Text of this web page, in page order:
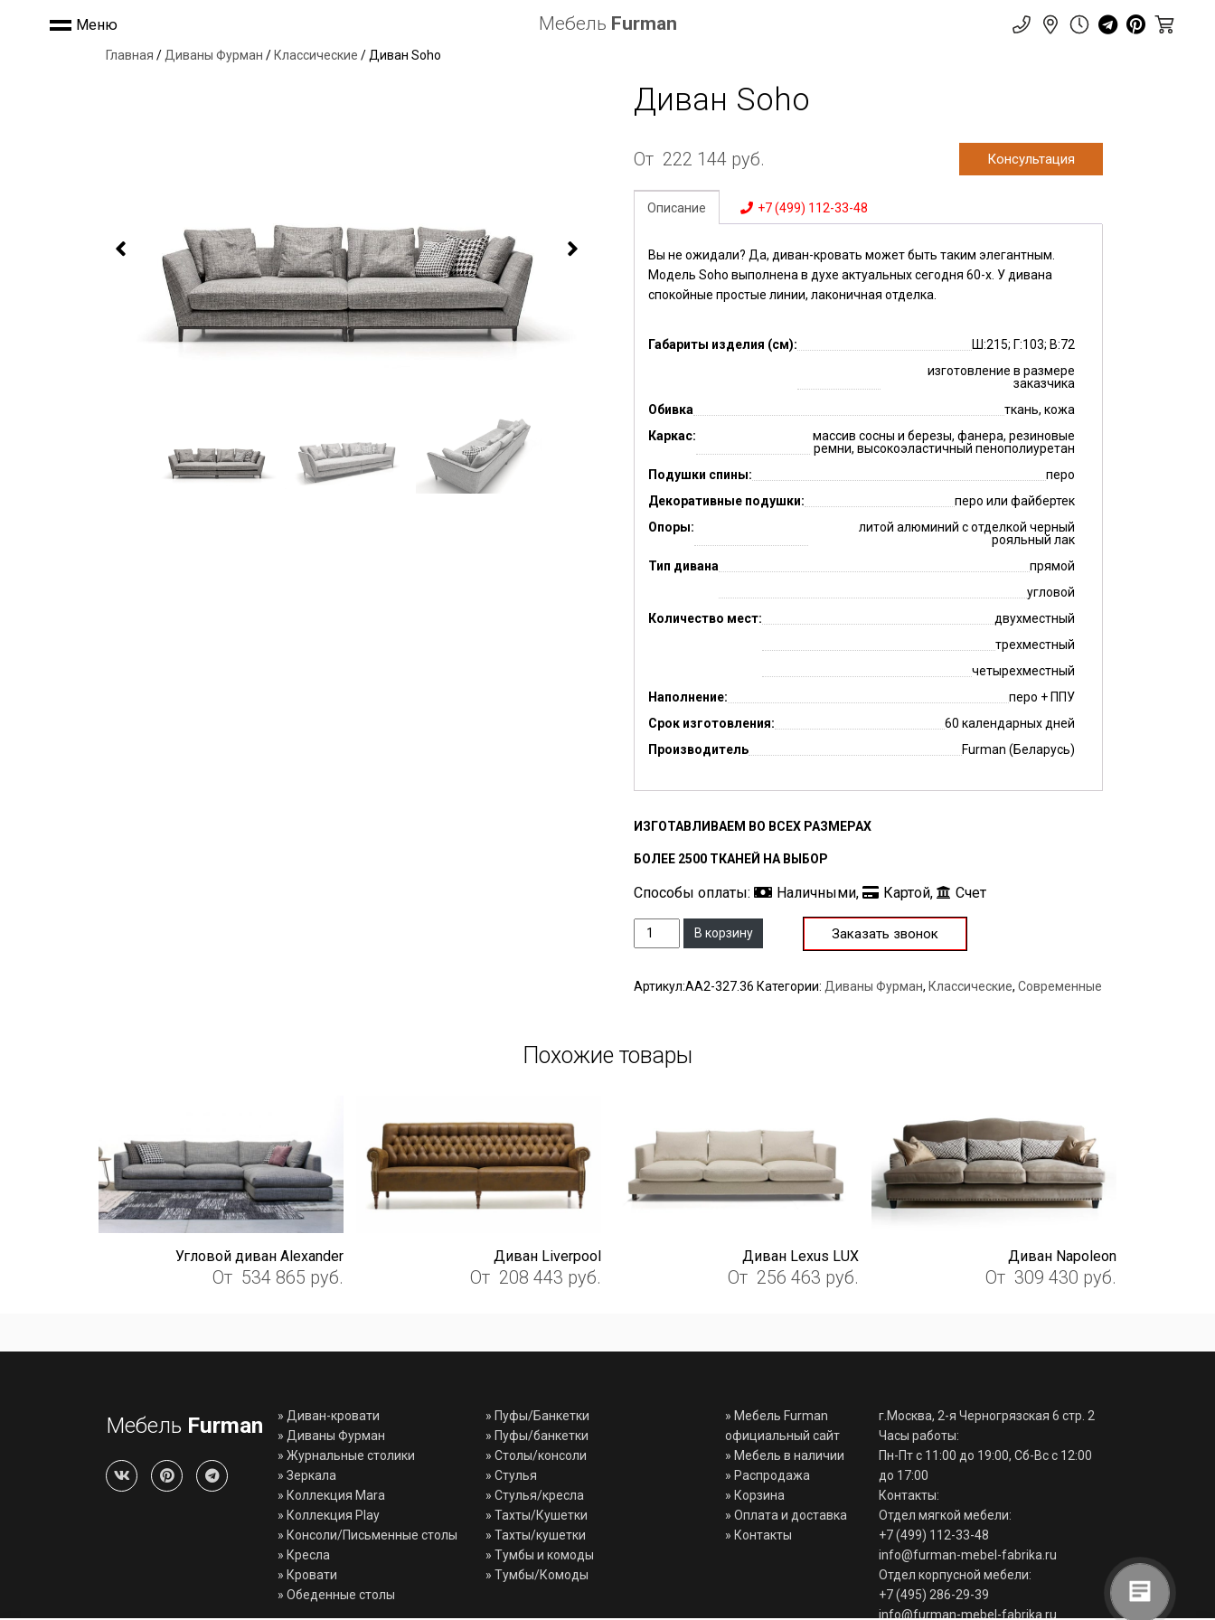
Меню Мебель Furman
Главная / Диваны Фурман / Классические / Диван Soho
Диван Soho
От 222 144 руб. Консультация
Описание +7 (499) 112-33-48
Вы не ожидали? Да, диван-кровать может быть таким элегантным.
Модель Soho выполнена в духе актуальных сегодня 60-х. У дивана
спокойные простые линии, лаконичная отделка.
Габариты изделия (см):
Ш:215; Г:103; В:72
изготовление в размере
заказчика
Обивка
ткань, кожа
Каркас:
массив сосны и березы, фанера, резиновые
ремни, высокоэластичный пенополиуретан
Подушки спины:
перо
Декоративные подушки:
перо или файбертек
Опоры:
литой алюминий с отделкой черный
рояльный лак
Тип дивана
прямой
угловой
Количество мест:
двухместный
трехместный
четырехместный
Наполнение:
перо + ППУ
Срок изготовления:
60 календарных дней
Производитель
Furman (Беларусь)
ИЗГОТАВЛИВАЕМ ВО ВСЕХ РАЗМЕРАХ
БОЛЕЕ 2500 ТКАНЕЙ НА ВЫБОР
Способы оплаты: Наличными, Картой, Счет
КоличествоВ корзину Заказать звонок
Артикул:АА2-327.36 Категории: Диваны Фурман, Классические,Современные
Похожие товары
Угловой диван Alexander
От 534 865 руб.
Диван Liverpool
От 208 443 руб.
Диван Lexus LUX
От 256 463 руб.
Диван Napoleon
От 309 430 руб.
» Диван-кровати
» Диваны Фурман
» Журнальные столики
» Зеркала
» Коллекция Mara
» Коллекция Play
» Консоли/Письменные столы
» Кресла
» Кровати
» Обеденные столы
» Пуфы/Банкетки
» Пуфы/банкетки
» Столы/консоли
» Стулья
» Стулья/кресла
» Тахты/Кушетки
» Тахты/кушетки
» Тумбы и комоды
» Тумбы/Комоды
» Мебель Furman
официальный сайт
» Мебель в наличии
» Распродажа
» Корзина
» Оплата и доставка
» Контакты
Мебель Furman
г.Москва, 2-я Черногрязская 6 стр. 2
Часы работы:
Пн-Пт с 11:00 до 19:00, Сб-Вс с 12:00
до 17:00
Контакты:
Отдел мягкой мебели:
+7 (499) 112-33-48
info@furman-mebel-fabrika.ru
Отдел корпусной мебели:
+7 (495) 286-29-39
info@furman-mebel-fabrika.ru